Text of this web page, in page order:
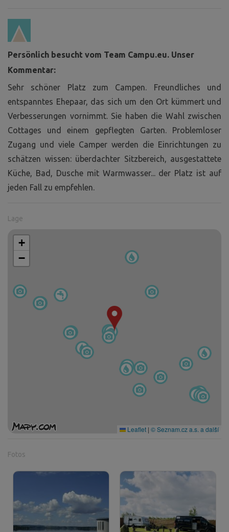
Persönlich besucht vom Team Campu.eu. Unser
Kommentar:
Sehr schöner Platz zum Campen. Freundliches und
entspanntes Ehepaar, das sich um den Ort kümmert und
Verbesserungen vornimmt. Sie haben die Wahl zwischen
Cottages und einem gepflegten Garten. Problemloser
Zugang und viele Camper werden die Einrichtungen zu
schätzen wissen: überdachter Sitzbereich, ausgestattete
Küche, Bad, Dusche mit Warmwasser... der Platz ist auf
jeden Fall zu empfehlen.
Lage
+
−
Leaflet | © Seznam.cz a.s. a další
Fotos